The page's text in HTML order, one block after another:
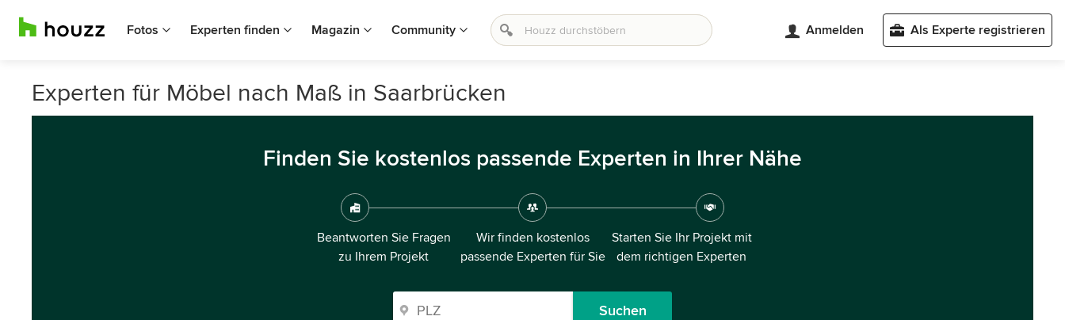
Fotos Experten finden Magazin Community Anmelden Als Experte registrieren
Experten für Möbel nach Maß in Saarbrücken
Finden Sie kostenlos passende Experten in Ihrer Nähe
Beantworten Sie Fragen
zu Ihrem Projekt
Wir finden kostenlos
passende Experten für Sie
Starten Sie Ihr Projekt mit
dem richtigen Experten
Suchen